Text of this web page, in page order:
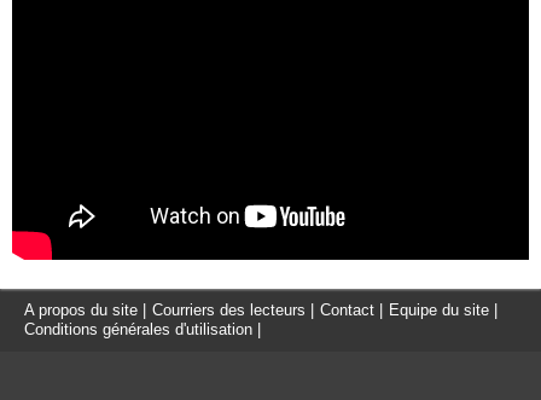
A propos du site Courriers des lecteurs Contact Equipe du site
Conditions générales d'utilisation